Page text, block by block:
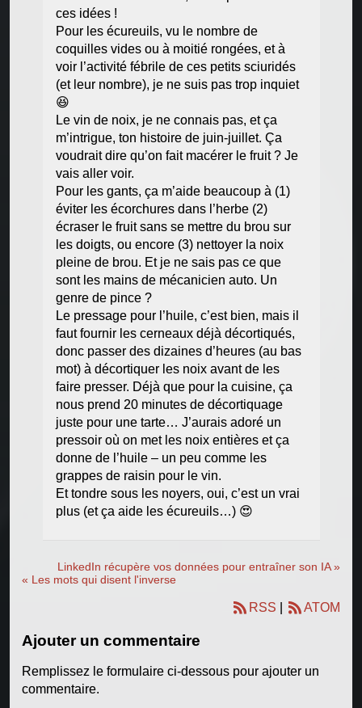
ces idées !
Pour les écureuils, vu le nombre de
coquilles vides ou à moitié rongées, et à
voir l’activité fébrile de ces petits sciuridés
(et leur nombre), je ne suis pas trop inquiet
😆
Le vin de noix, je ne connais pas, et ça
m’intrigue, ton histoire de juin-juillet. Ça
voudrait dire qu’on fait macérer le fruit ? Je
vais aller voir.
Pour les gants, ça m’aide beaucoup à (1)
éviter les écorchures dans l’herbe (2)
écraser le fruit sans se mettre du brou sur
les doigts, ou encore (3) nettoyer la noix
pleine de brou. Et je ne sais pas ce que
sont les mains de mécanicien auto. Un
genre de pince ?
Le pressage pour l’huile, c’est bien, mais il
faut fournir les cerneaux déjà décortiqués,
donc passer des dizaines d’heures (au bas
mot) à décortiquer les noix avant de les
faire presser. Déjà que pour la cuisine, ça
nous prend 20 minutes de décortiquage
juste pour une tarte… J’aurais adoré un
pressoir où on met les noix entières et ça
donne de l’huile – un peu comme les
grappes de raisin pour le vin.
Et tondre sous les noyers, oui, c’est un vrai
plus (et ça aide les écureuils…) 😍
LinkedIn récupère vos données pour entraîner son IA »
« Les mots qui disent l'inverse
RSS ATOM
Ajouter un commentaire
Remplissez le formulaire ci-dessous pour ajouter un
commentaire.